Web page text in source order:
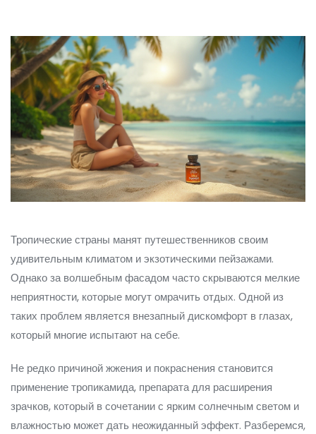
Тропические страны манят путешественников своим
удивительным климатом и экзотическими пейзажами.
Однако за волшебным фасадом часто скрываются мелкие
неприятности, которые могут омрачить отдых. Одной из
таких проблем является внезапный дискомфорт в глазах,
который многие испытают на себе.
Не редко причиной жжения и покраснения становится
применение тропикамида, препарата для расширения
зрачков, который в сочетании с ярким солнечным светом и
влажностью может дать неожиданный эффект. Разберемся,